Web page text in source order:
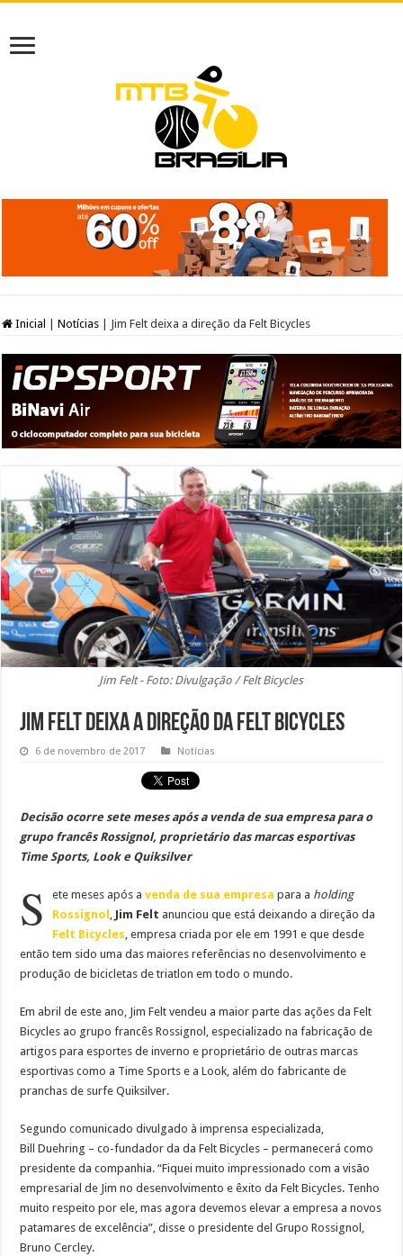
Inicial Notícias Jim Felt deixa a direção da Felt Bicycles
Jim Felt - Foto: Divulgação / Felt Bicycles
Jim Felt deixa a direção da Felt Bicycles
6 de novembro de 2017 Notícias
Decisão ocorre sete meses após a venda de sua empresa para o
grupo francês Rossignol, proprietário das marcas esportivas
Time Sports, Look e Quiksilver
S ete meses após avenda de sua empresa para a holding
Rossignol , Jim Felt anunciou que está deixando a direção da
Felt Bicycles, empresa criada por ele em 1991 e que desde
então tem sido uma das maiores referências no desenvolvimento e
produção de bicicletas de triatlon em todo o mundo.
Em abril de este ano, Jim Felt vendeu a maior parte das ações da Felt
Bicycles ao grupo francês Rossignol, especializado na fabricação de
artigos para esportes de inverno e proprietário de outras marcas
esportivas como a Time Sports e a Look, além do fabricante de
pranchas de surfe Quiksilver.
Segundo comunicado divulgado à imprensa especializada,
Bill Duehring – co-fundador da da Felt Bicycles – permanecerá como
presidente da companhia. “Fiquei muito impressionado com a visão
empresarial de Jim no desenvolvimento e êxito da Felt Bicycles. Tenho
muito respeito por ele, mas agora devemos elevar a empresa a novos
patamares de excelência”, disse o presidente del Grupo Rossignol,
Bruno Cercley.